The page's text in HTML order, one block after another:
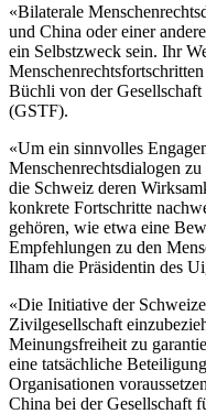
«Bilaterale
und China oder einer
ein Selbstzweck sein. Ihr
Büchli von der
(GSTF).
«Um ein sinnvolles
Menschenrechtsdialogen
die Schweiz deren
konkrete Fortschritte
gehören, wie etwa eine
Empfehlungen zu den
Ilham die Präsidentin des
«Die Initiative der
Zivilgesellschaft
Meinungsfreiheit zu
eine tatsächliche
Organisationen
China bei der Gesellschaft